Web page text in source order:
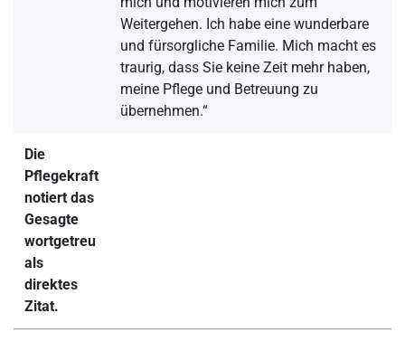
Weitergehen. Ich habe eine wunderbare
und fürsorgliche Familie. Mich macht es
traurig, dass Sie keine Zeit mehr haben,
meine Pflege und Betreuung zu
übernehmen.“
Die
Pflegekraft
notiert das
Gesagte
wortgetreu
als
direktes
Zitat.